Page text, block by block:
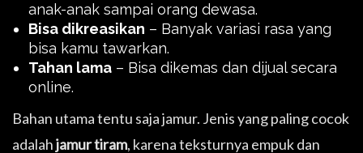
anak-anak sampai orang dewasa.
Bisa dikreasikan – Banyak variasi rasa yang
bisa kamu tawarkan.
Tahan lama – Bisa dikemas dan dijual secara
online.
Bahan utama tentu saja jamur. Jenis yang paling cocok
adalahjamur tiram, karena teksturnya empuk dan